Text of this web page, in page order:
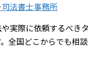
司法書士事務所
実際に依頼するべきタ
全国どこからでも相談